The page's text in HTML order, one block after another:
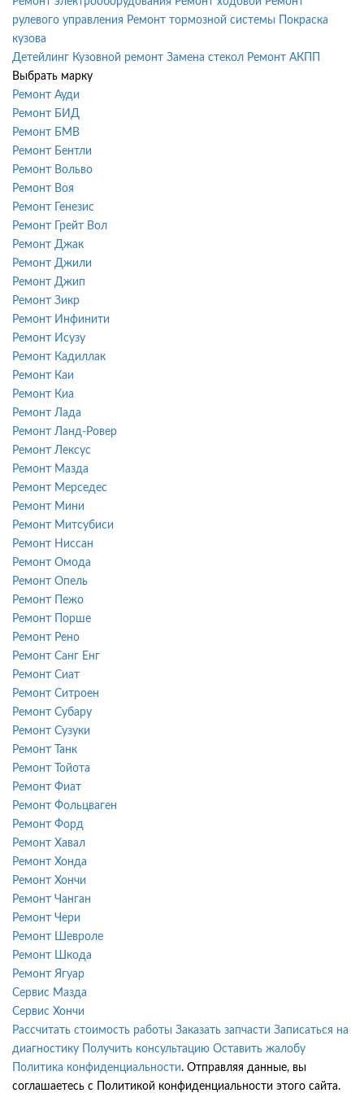
рулевого управления Ремонт тормозной системы
Покраска
кузова
Детейлинг Кузовной ремонт Замена стекол Ремонт АКПП
Выбрать марку
Ремонт Ауди
Ремонт БИД
Ремонт БМВ
Ремонт Бентли
Ремонт Вольво
Ремонт Воя
Ремонт Генезис
Ремонт Грейт Вол
Ремонт Джак
Ремонт Джили
Ремонт Джип
Ремонт Зикр
Ремонт Инфинити
Ремонт Исузу
Ремонт Кадиллак
Ремонт Каи
Ремонт Киа
Ремонт Лада
Ремонт Ланд-Ровер
Ремонт Лексус
Ремонт Мазда
Ремонт Мерседес
Ремонт Мини
Ремонт Митсубиси
Ремонт Ниссан
Ремонт Омода
Ремонт Опель
Ремонт Пежо
Ремонт Порше
Ремонт Рено
Ремонт Санг Енг
Ремонт Сиат
Ремонт Ситроен
Ремонт Субару
Ремонт Сузуки
Ремонт Танк
Ремонт Тойота
Ремонт Фиат
Ремонт Фольцваген
Ремонт Форд
Ремонт Хавал
Ремонт Хонда
Ремонт Хончи
Ремонт Чанган
Ремонт Чери
Ремонт Шевроле
Ремонт Шкода
Ремонт Ягуар
Сервис Мазда
Сервис Хончи
Рассчитать стоимость работы Заказать запчасти Записаться на
диагностику
Получить консультацию Оставить жалобу
Политика конфиденциальности. Отправляя данные, вы
соглашаетесь с Политикой конфиденциальности этого сайта.